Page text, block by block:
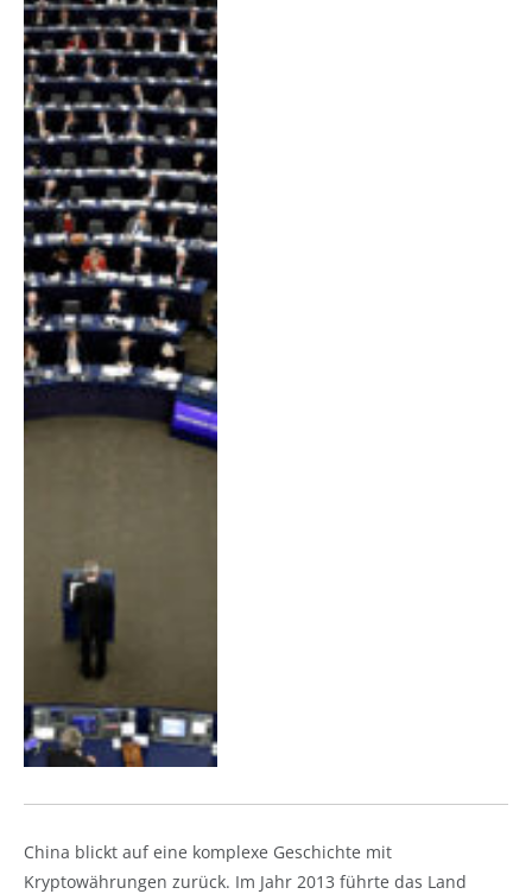
China blickt auf eine komplexe Geschichte mit
Kryptowährungen zurück. Im Jahr 2013 führte das Land